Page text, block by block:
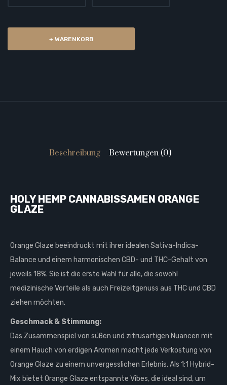
+ WARENKORB
Beschreibung Bewertungen (0)
HOLY HEMP CANNABISSAMEN ORANGE
GLAZE
Orange Glaze beeindruckt mit ihrer idealen Sativa-Indica-
Balance und einem harmonischen CBD- und THC-Gehalt von
jeweils 18%. Sie ist die erste Wahl für alle, die sowohl
medizinische Vorteile als auch Freizeitgenuss aus THC und CBD
ziehen möchten.
Geschmack & Stimmung:
Das Zusammenspiel von süßen und zitrusartigen Nuancen mit
einem Hauch von erdigen Aromen macht jede Verkostung von
Orange Glaze zu einem unvergesslichen Erlebnis. Als 1:1 Hybrid-
Mix bietet Orange Glaze entspannte Vibes, die ideal sind, um